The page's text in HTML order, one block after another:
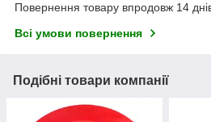
Повернення товару впродовж 14
Всі умови повернення
Подібні товари компанії